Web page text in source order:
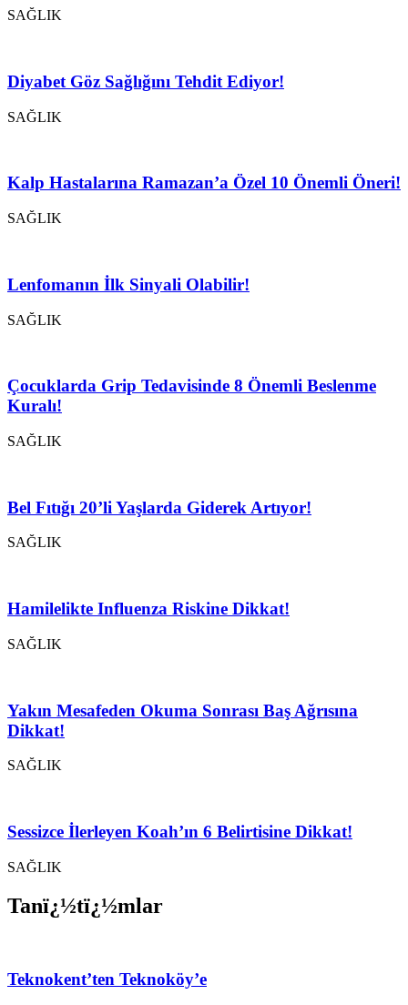
SAĞLIK
Diyabet Göz Sağlığını Tehdit Ediyor!
SAĞLIK
Kalp Hastalarına Ramazan’a Özel 10 Önemli Öneri!
SAĞLIK
Lenfomanın İlk Sinyali Olabilir!
SAĞLIK
Çocuklarda Grip Tedavisinde 8 Önemli Beslenme
Kuralı!
SAĞLIK
Bel Fıtığı 20’li Yaşlarda Giderek Artıyor!
SAĞLIK
Hamilelikte Influenza Riskine Dikkat!
SAĞLIK
Yakın Mesafeden Okuma Sonrası Baş Ağrısına
Dikkat!
SAĞLIK
Sessizce İlerleyen Koah’ın 6 Belirtisine Dikkat!
SAĞLIK
Tanï¿½tï¿½mlar
Teknokent’ten Teknoköy’e